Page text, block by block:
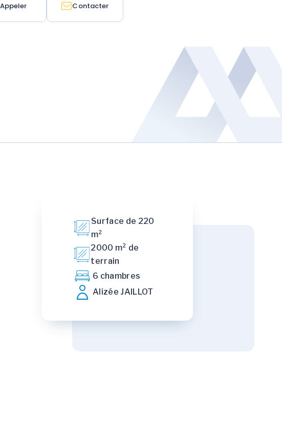
Appeler Contacter
Surface de 220
m²
2000 m² de
terrain
6 chambres
Alizée JAILLOT